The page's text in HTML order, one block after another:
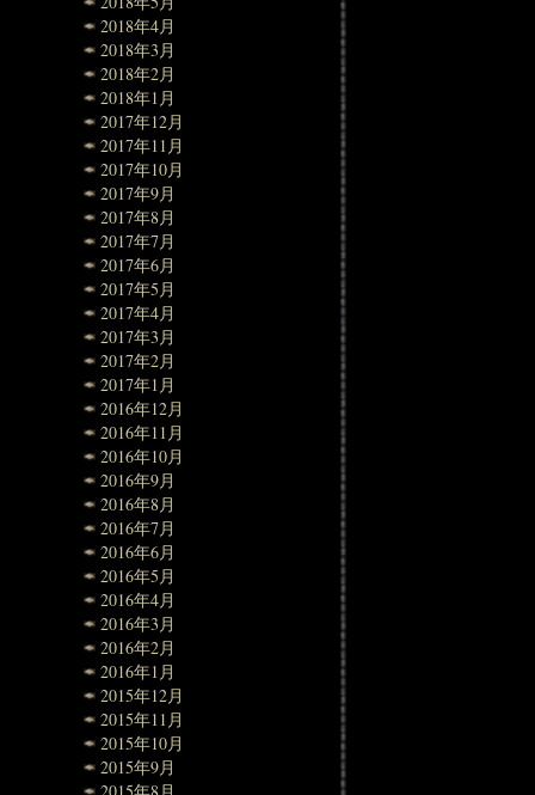
2018年4月
2018年3月
2018年2月
2018年1月
2017年12月
2017年11月
2017年10月
2017年9月
2017年8月
2017年7月
2017年6月
2017年5月
2017年4月
2017年3月
2017年2月
2017年1月
2016年12月
2016年11月
2016年10月
2016年9月
2016年8月
2016年7月
2016年6月
2016年5月
2016年4月
2016年3月
2016年2月
2016年1月
2015年12月
2015年11月
2015年10月
2015年9月